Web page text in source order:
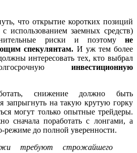
что открытие коротких позиций
использованием заемных средств)
риски и поэтому не
спекулянтам. И уж тем более
интересовать тех, кто выбрал
инвестиционную
снижение должно быть
запрыгнуть на такую крутую горку
могут только опытные трейдеры.
сначала поработать с лонгами, а
режиме до полной уверенности.
требуют строжайшего